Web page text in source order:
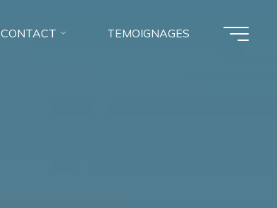
CONTACT TEMOIGNAGES